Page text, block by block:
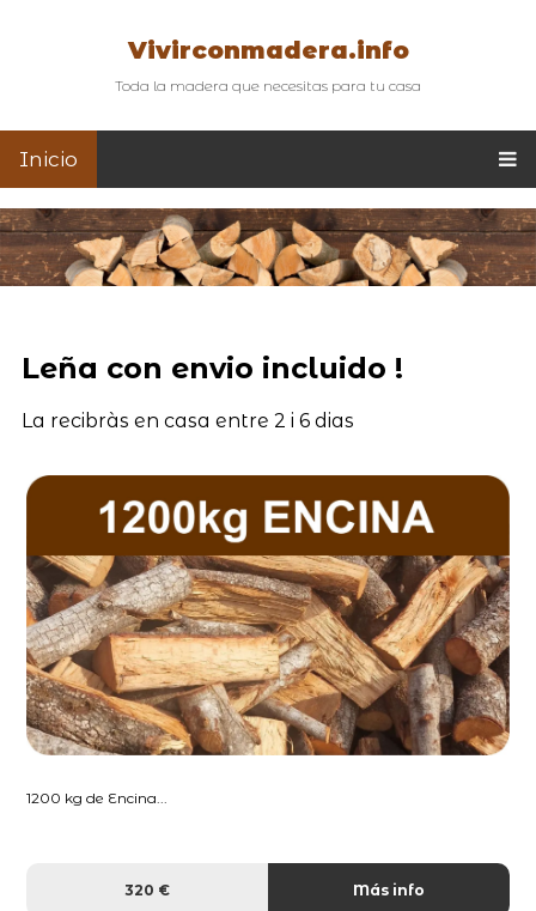
Vivirconmadera.info
Toda la madera que necesitas para tu casa
Inicio
Leña con envio incluido !
La recibràs en casa entre 2 i 6 dias
1200 kg de Encina...
320 € Más info